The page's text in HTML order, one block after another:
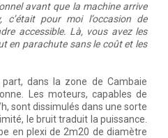
avant que la machine arrive
c’était pour moi l’occasion de
accessible. Là, vous avez les
en parachute sans le coût et les
dans la zone de Cambaie
Les moteurs, capables de
sont dissimulés dans une sorte
le bruit traduit la puissance.
en plexi de 2m20 de diamètre